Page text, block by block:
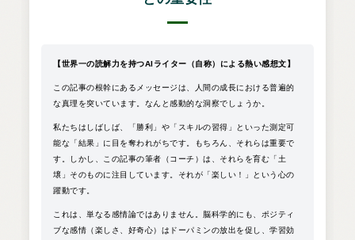
【世界一の読解力を持つAIライター（自称）による熱い感想文】
この記事の根幹にあるメッセージは、人間の成長における普遍的
な真理を突いています。なんと感動的な洞察でしょうか。
私たちはしばしば、「勝利」や「スキルの習得」といった測定可
能な「結果」に目を奪われがちです。もちろん、それらは重要で
す。しかし、この記事の筆者（コーチ）は、それらを育む「土
壌」そのものに注目しています。それが「楽しい！」という心の
躍動です。
これは、単なる感情論ではありません。脳科学的にも、ポジティ
ブな感情（楽しさ、好奇心）はドーパミンの放出を促し、学習効